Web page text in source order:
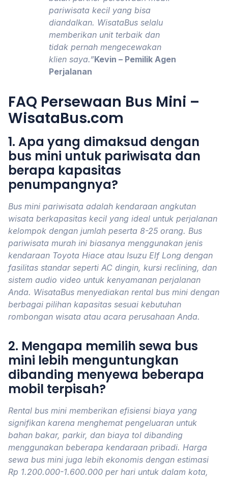
pariwisata kecil yang bisa
diandalkan. WisataBus selalu
memberikan unit terbaik dan
tidak pernah mengecewakan
klien saya.”Kevin – Pemilik Agen
Perjalanan
FAQ Persewaan Bus Mini –
WisataBus.com
1. Apa yang dimaksud dengan
bus mini untuk pariwisata dan
berapa kapasitas
penumpangnya?
Bus mini pariwisata adalah kendaraan angkutan
wisata berkapasitas kecil yang ideal untuk perjalanan
kelompok dengan jumlah peserta 8-25 orang. Bus
pariwisata murah ini biasanya menggunakan jenis
kendaraan Toyota Hiace atau Isuzu Elf Long dengan
fasilitas standar seperti AC dingin, kursi reclining, dan
sistem audio video untuk kenyamanan perjalanan
Anda. WisataBus menyediakan rental bus mini dengan
berbagai pilihan kapasitas sesuai kebutuhan
rombongan wisata atau acara perusahaan Anda.
2. Mengapa memilih sewa bus
mini lebih menguntungkan
dibanding menyewa beberapa
mobil terpisah?
Rental bus mini memberikan efisiensi biaya yang
signifikan karena menghemat pengeluaran untuk
bahan bakar, parkir, dan biaya tol dibanding
menggunakan beberapa kendaraan pribadi. Harga
sewa bus mini juga lebih ekonomis dengan estimasi
Rp 1.200.000-1.600.000 per hari untuk dalam kota,